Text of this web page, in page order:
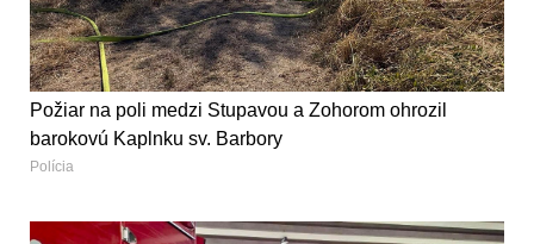
Požiar na poli medzi Stupavou a Zohorom ohrozil
barokovú Kaplnku sv. Barbory
Polícia